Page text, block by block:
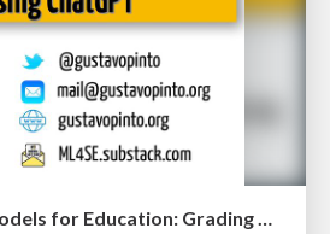
Large Language Models for Education: Grading Open-Ended Questions Using ChatGPT